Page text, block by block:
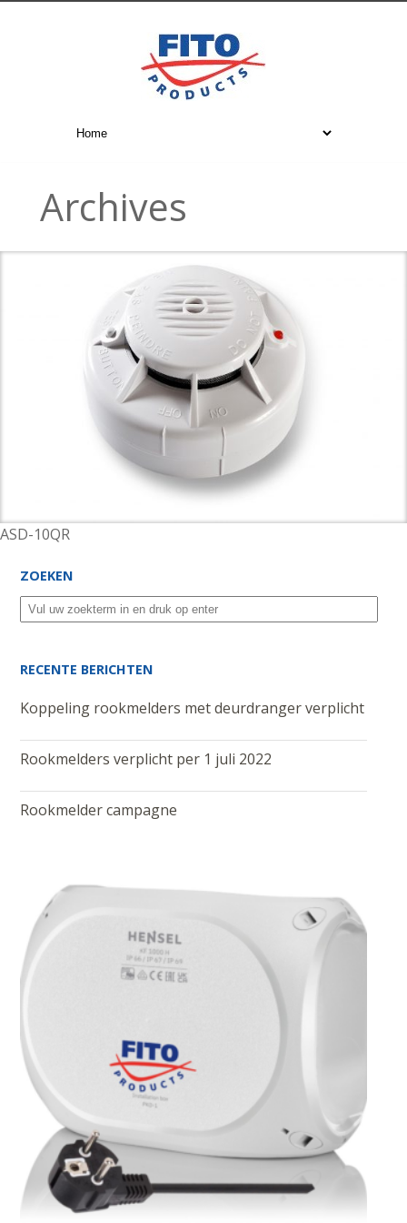
Archives
ASD-10QR
ZOEKEN
RECENTE BERICHTEN
Koppeling rookmelders met deurdranger verplicht
Rookmelders verplicht per 1 juli 2022
Rookmelder campagne